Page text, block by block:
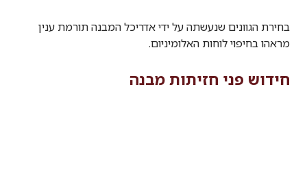
בחירת הגוונים שנעשתה על ידי אדריכל המבנה תורמת ענין
מראהו בחיפוי לוחות האלומיניום.
חידוש פני חזיתות מבנה